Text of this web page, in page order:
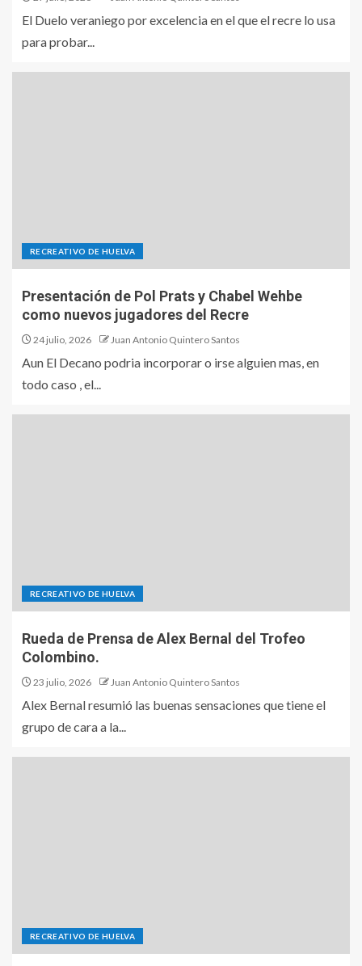
El Duelo veraniego por excelencia en el que el recre lo usa
para probar...
RECREATIVO DE HUELVA
Presentación de Pol Prats y Chabel Wehbe
como nuevos jugadores del Recre
24 julio, 2026 Juan Antonio Quintero Santos
Aun El Decano podria incorporar o irse alguien mas, en
todo caso , el...
RECREATIVO DE HUELVA
Rueda de Prensa de Alex Bernal del Trofeo
Colombino.
23 julio, 2026 Juan Antonio Quintero Santos
Alex Bernal resumió las buenas sensaciones que tiene el
grupo de cara a la...
RECREATIVO DE HUELVA